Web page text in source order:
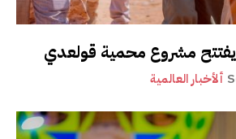
مشروع محمية قولعدي
ألأخبار العالمية